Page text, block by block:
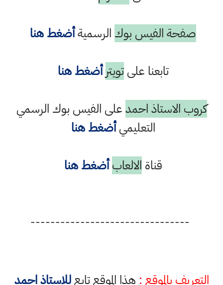
صفحة الفيس بوك الرسميةأضغط هنا
تابعنا علىتويتر أضغط هنا
كروب الاستاذ احمدعلى الفيس بوك الرسمي
التعليميأضغط هنا
قناة الالعاب أضغط هنا
--------------------------------
التعريف بالموقع : هذا الموقع تابعللاستاذ احمد